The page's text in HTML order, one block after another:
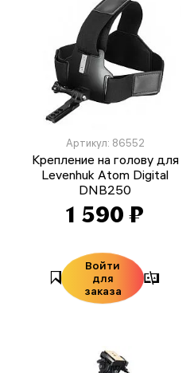
Артикул: 86552
Крепление на голову для
Levenhuk Atom Digital
DNB250
1 590 ₽
Войти
для
заказа